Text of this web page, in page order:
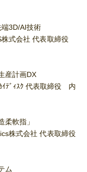
端3D/AI技術
取締役
産計画DX
表取締役 内
柔軟指」
代表取締役
テム